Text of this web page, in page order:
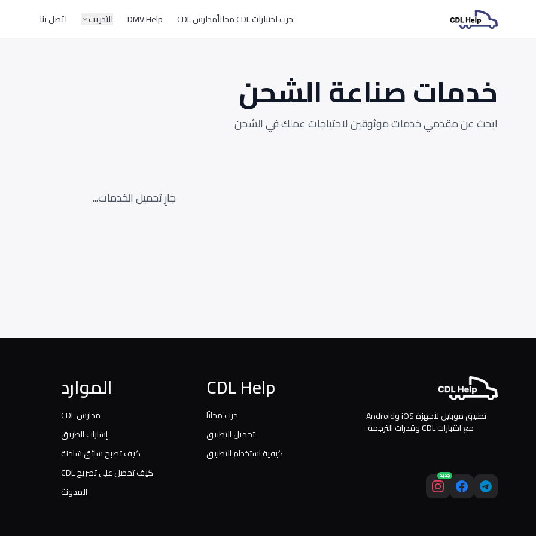
جرب اختبارات CDL مجاناً مدارس CDL DMV Help التدريب اتصل بنا
خدمات صناعة الشحن
ابحث عن مقدمي خدمات موثوقين لاحتياجات عملك في الشحن
جارٍ تحميل الخدمات...
تطبيق موبايل لأجهزة iOS وAndroid
مع اختبارات CDL وقدرات الترجمة.
جديد
CDL Help
جرب مجانًا
تحميل التطبيق
كيفية استخدام التطبيق
الموارد
مدارس CDL
إشارات الطريق
كيف تصبح سائق شاحنة
كيف تحصل على تصريح CDL
المدونة